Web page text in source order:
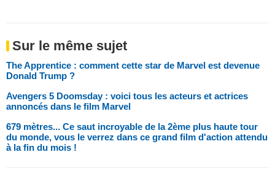
Sur le même sujet
The Apprentice : comment cette star de Marvel est devenue
Donald Trump ?
Avengers 5 Doomsday : voici tous les acteurs et actrices
annoncés dans le film Marvel
679 mètres... Ce saut incroyable de la 2ème plus haute tour
du monde, vous le verrez dans ce grand film d'action attendu
à la fin du mois !